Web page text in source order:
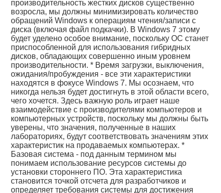
производительность жестких дисков существенно
возросла, мы должны минимизировать количество
обращений Windows к операциям чтения/записи с
диска (включая файл подкачки). В Windows 7 этому
будет уделено особое внимание, поскольку ОС станет
приспособленной для использования гибридных
дисков, обладающих совершенно иным уровнем
производительности. * Время загрузки, выключения,
ожидания/пробуждения - все эти характеристики
находятся в фокусе Windows 7. Мы осознаем, что
никогда нельзя будет достигнуть в этой области всего,
чего хочется. Здесь важную роль играет наше
взаимодействие с производителями компьютеров и
компьютерных устройств, поскольку мы должны быть
уверены, что значения, полученные в наших
лабораториях, будут соответствовать значениям этих
характеристик на продаваемых компьютерах. *
Базовая система - под данным термином мы
понимаем использование ресурсов системы до
установки стороннего ПО. Эта характеристика
становится точкой отсчета для разработчиков и
определяет требования системы для достижения